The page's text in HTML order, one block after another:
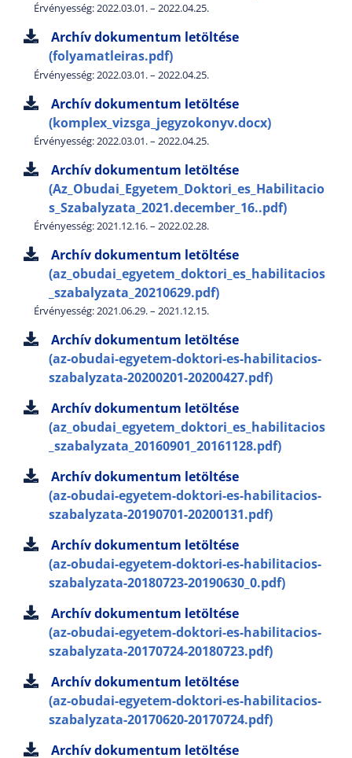
Érvényesség: 2022.03.01. – 2022.04.25.
Archív dokumentum letöltése
(folyamatleiras.pdf)
Érvényesség: 2022.03.01. – 2022.04.25.
Archív dokumentum letöltése
(komplex_vizsga_jegyzokonyv.docx)
Érvényesség: 2022.03.01. – 2022.04.25.
Archív dokumentum letöltése
(Az_Obudai_Egyetem_Doktori_es_Habilitacio
s_Szabalyzata_2021.december_16..pdf)
Érvényesség: 2021.12.16. – 2022.02.28.
Archív dokumentum letöltése
(az_obudai_egyetem_doktori_es_habilitacios
_szabalyzata_20210629.pdf)
Érvényesség: 2021.06.29. – 2021.12.15.
Archív dokumentum letöltése
(az-obudai-egyetem-doktori-es-habilitacios-
szabalyzata-20200201-20200427.pdf)
Archív dokumentum letöltése
(az_obudai_egyetem_doktori_es_habilitacios
_szabalyzata_20160901_20161128.pdf)
Archív dokumentum letöltése
(az-obudai-egyetem-doktori-es-habilitacios-
szabalyzata-20190701-20200131.pdf)
Archív dokumentum letöltése
(az-obudai-egyetem-doktori-es-habilitacios-
szabalyzata-20180723-20190630_0.pdf)
Archív dokumentum letöltése
(az-obudai-egyetem-doktori-es-habilitacios-
szabalyzata-20170724-20180723.pdf)
Archív dokumentum letöltése
(az-obudai-egyetem-doktori-es-habilitacios-
szabalyzata-20170620-20170724.pdf)
Archív dokumentum letöltése